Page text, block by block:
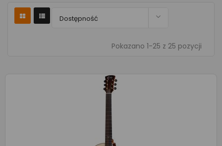
Dostępność 
Pokazano 1-25 z 25 pozycji